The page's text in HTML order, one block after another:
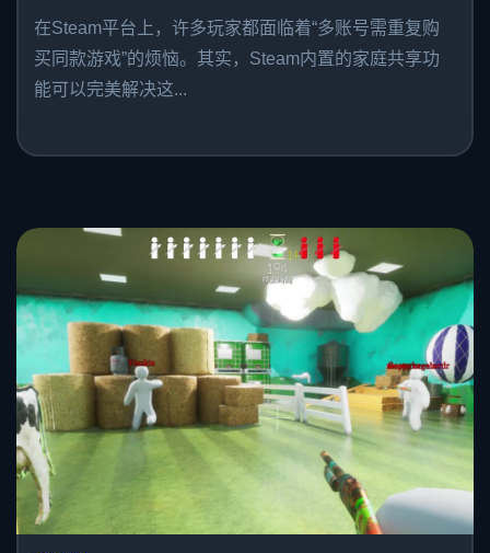
在Steam平台上，许多玩家都面临着“多账号需重复购
买同款游戏”的烦恼。其实，Steam内置的家庭共享功
能可以完美解决这...